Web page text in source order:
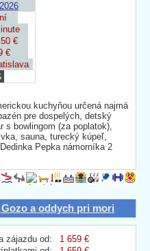
€
€
kuchyňou určená najmä
pre dospelých, detský
s bowlingom (za poplatok),
sauna, turecký kúpeľ,
Pepka námorníka 2
a oddych pri mori
zájazdu od:
1 659 €